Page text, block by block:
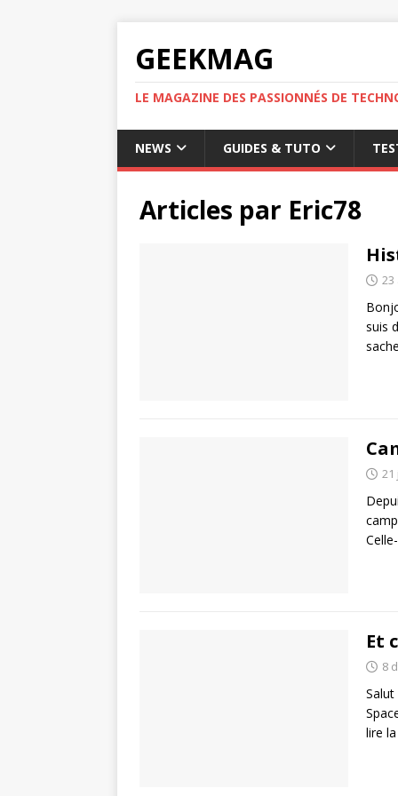
GEEKMAG
LE MAGAZINE DES PASSIONNÉS DE
NEWS GUIDES & TUTO
Articles par Eric78
23
suis
21
Et
8
lire